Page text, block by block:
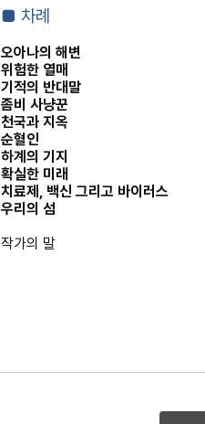
■차례
오아나의 해변
위험한 열매
기적의 반대말
좀비 사냥꾼
천국과 지옥
순혈인
하계의 기지
확실한 미래
치료제 , 백신 그리고 바이러스
우리의 섬
작가의 말